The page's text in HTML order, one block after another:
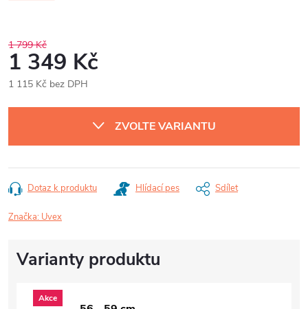
1 799 Kč
1 349 Kč
1 115 Kč bez DPH
cena:
ZVOLTE VARIANTU
Dotaz k produktu Hlídací pes Sdílet
Značka: Uvex
Akce